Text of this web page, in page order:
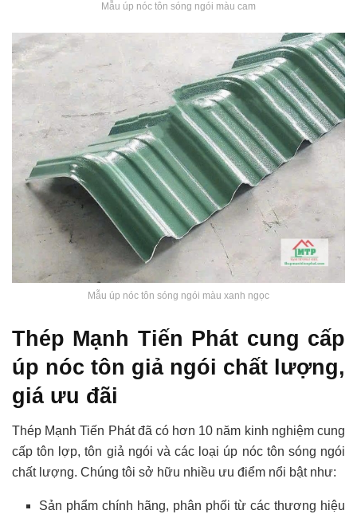
Mẫu úp nóc tôn sóng ngói màu cam
Mẫu úp nóc tôn sóng ngói màu xanh ngọc
Thép Mạnh Tiến Phát cung cấp
úp nóc tôn giả ngói chất lượng,
giá ưu đãi
Thép Mạnh Tiến Phát đã có hơn 10 năm kinh nghiệm cung
cấp tôn lợp, tôn giả ngói và các loại úp nóc tôn sóng ngói
chất lượng. Chúng tôi sở hữu nhiều ưu điểm nổi bật như:
Sản phẩm chính hãng, phân phối từ các thương hiệu